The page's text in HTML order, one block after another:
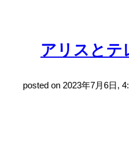
アリスとテ
posted on 2023年7月6日,